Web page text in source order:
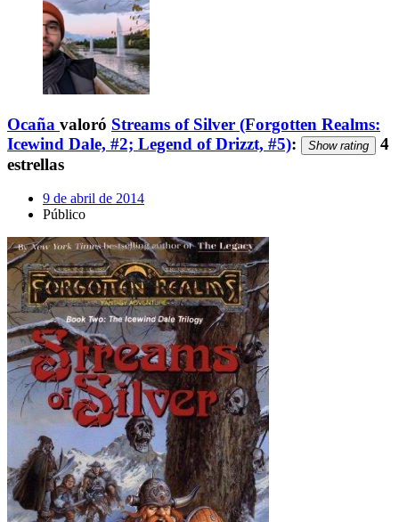
Ocaña valoró Streams of Silver (Forgotten Realms:
Icewind Dale, #2; Legend of Drizzt, #5): Show rating
4
estrellas
9 de abril de 2014
Público